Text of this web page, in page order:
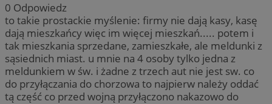
0 Odpowiedz
to takie prostackie myślenie: firmy nie dają kasy, kasę
dają mieszkańcy więc im więcej mieszkań..... potem i
tak mieszkania sprzedane, zamieszkałe, ale meldunki z
sąsiednich miast. u mnie na 4 osoby tylko jedna z
meldunkiem w św. i żadne z trzech aut nie jest sw. co
do przyłączania do chorzowa to najpierw należy oddać
tą część co przed wojną przyłączono nakazowo do